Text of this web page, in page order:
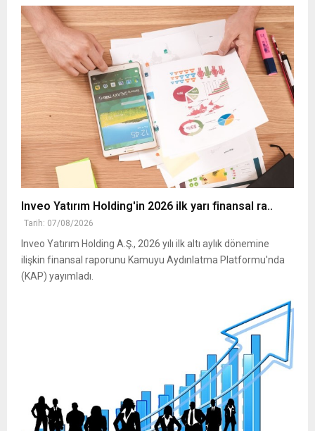
Inveo Yatırım Holding'in 2026 ilk yarı finansal ra..
Tarih: 07/08/2026
Inveo Yatırım Holding A.Ş., 2026 yılı ilk altı aylık dönemine
ilişkin finansal raporunu Kamuyu Aydınlatma Platformu'nda
(KAP) yayımladı.